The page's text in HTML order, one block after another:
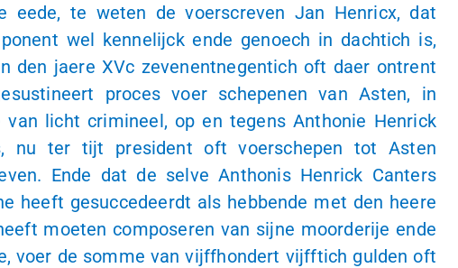
eede, te weten de voerscreven Jan Henricx, dat
wel kennelijck ende genoech in dachtich is,
den jaere XVc zevenentnegentich oft daer ontrent
proces voer schepenen van Asten, in
van licht crimineel, op en tegens Anthonie Henrick
nu ter tijt president oft voerschepen tot Asten
Ende dat de selve Anthonis Henrick Canters
heeft gesuccedeerdt als hebbende met den heere
moeten composeren van sijne moorderije ende
voer de somme van vijffhondert vijfftich gulden oft